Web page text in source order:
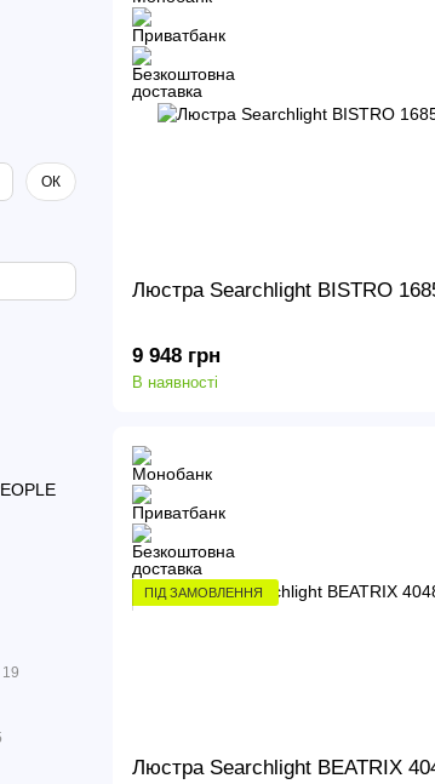
Люстра Searchlight BISTRO
9 948 грн
В наявності
ПІД ЗАМОВЛЕННЯ
Люстра Searchlight BEATRIX
ОК
19